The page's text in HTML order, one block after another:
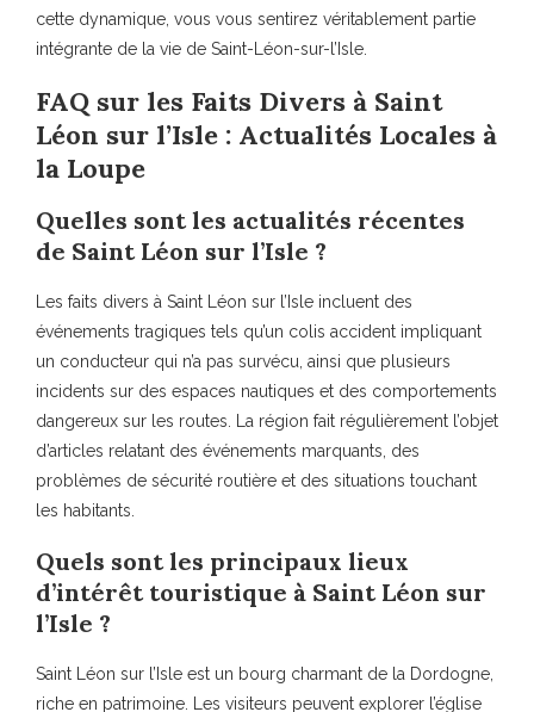
cette dynamique, vous vous sentirez véritablement partie
intégrante de la vie de Saint-Léon-sur-l’Isle.
FAQ sur les Faits Divers à Saint
Léon sur l’Isle : Actualités Locales à
la Loupe
Quelles sont les actualités récentes
de Saint Léon sur l’Isle ?
Les faits divers à Saint Léon sur l’Isle incluent des
événements tragiques tels qu’un colis accident impliquant
un conducteur qui n’a pas survécu, ainsi que plusieurs
incidents sur des espaces nautiques et des comportements
dangereux sur les routes. La région fait régulièrement l’objet
d’articles relatant des événements marquants, des
problèmes de sécurité routière et des situations touchant
les habitants.
Quels sont les principaux lieux
d’intérêt touristique à Saint Léon sur
l’Isle ?
Saint Léon sur l’Isle est un bourg charmant de la Dordogne,
riche en patrimoine. Les visiteurs peuvent explorer l’église